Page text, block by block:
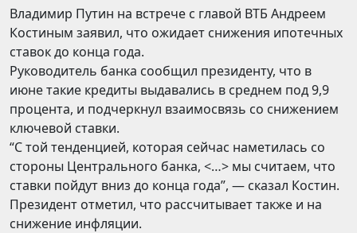
Владимир Путин на встрече с главой ВТБ Андреем
Костиным заявил, что ожидает снижения ипотечных
ставок до конца года.
Руководитель банка сообщил президенту, что в
июне такие кредиты выдавались в среднем под 9,9
процента, и подчеркнул взаимосвязь со снижением
ключевой ставки.
“С той тенденцией, которая сейчас наметилась со
стороны Центрального банка, <…> мы считаем, что
ставки пойдут вниз до конца года”, — сказал Костин.
Президент отметил, что рассчитывает также и на
снижение инфляции.